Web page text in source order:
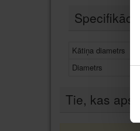
Kātiņa diametrs
Diametrs
Tie, kas